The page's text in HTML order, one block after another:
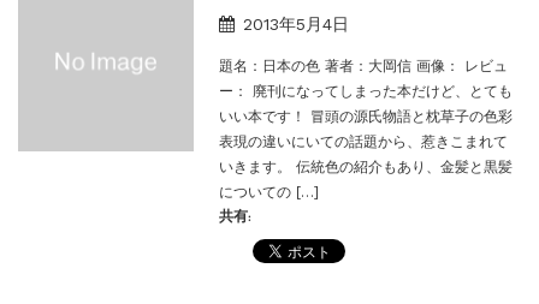
2013年5月4日
題名：日本の色 著者：大岡信 画像： レビュ
ー： 廃刊になってしまった本だけど、とても
いい本です！ 冒頭の源氏物語と枕草子の色彩
表現の違いにいての話題から、惹きこまれて
いきます。 伝統色の紹介もあり、金髪と黒髪
についての […]
共有: